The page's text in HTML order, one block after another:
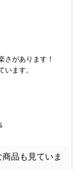
さがあります！
ます。
品も見ていま